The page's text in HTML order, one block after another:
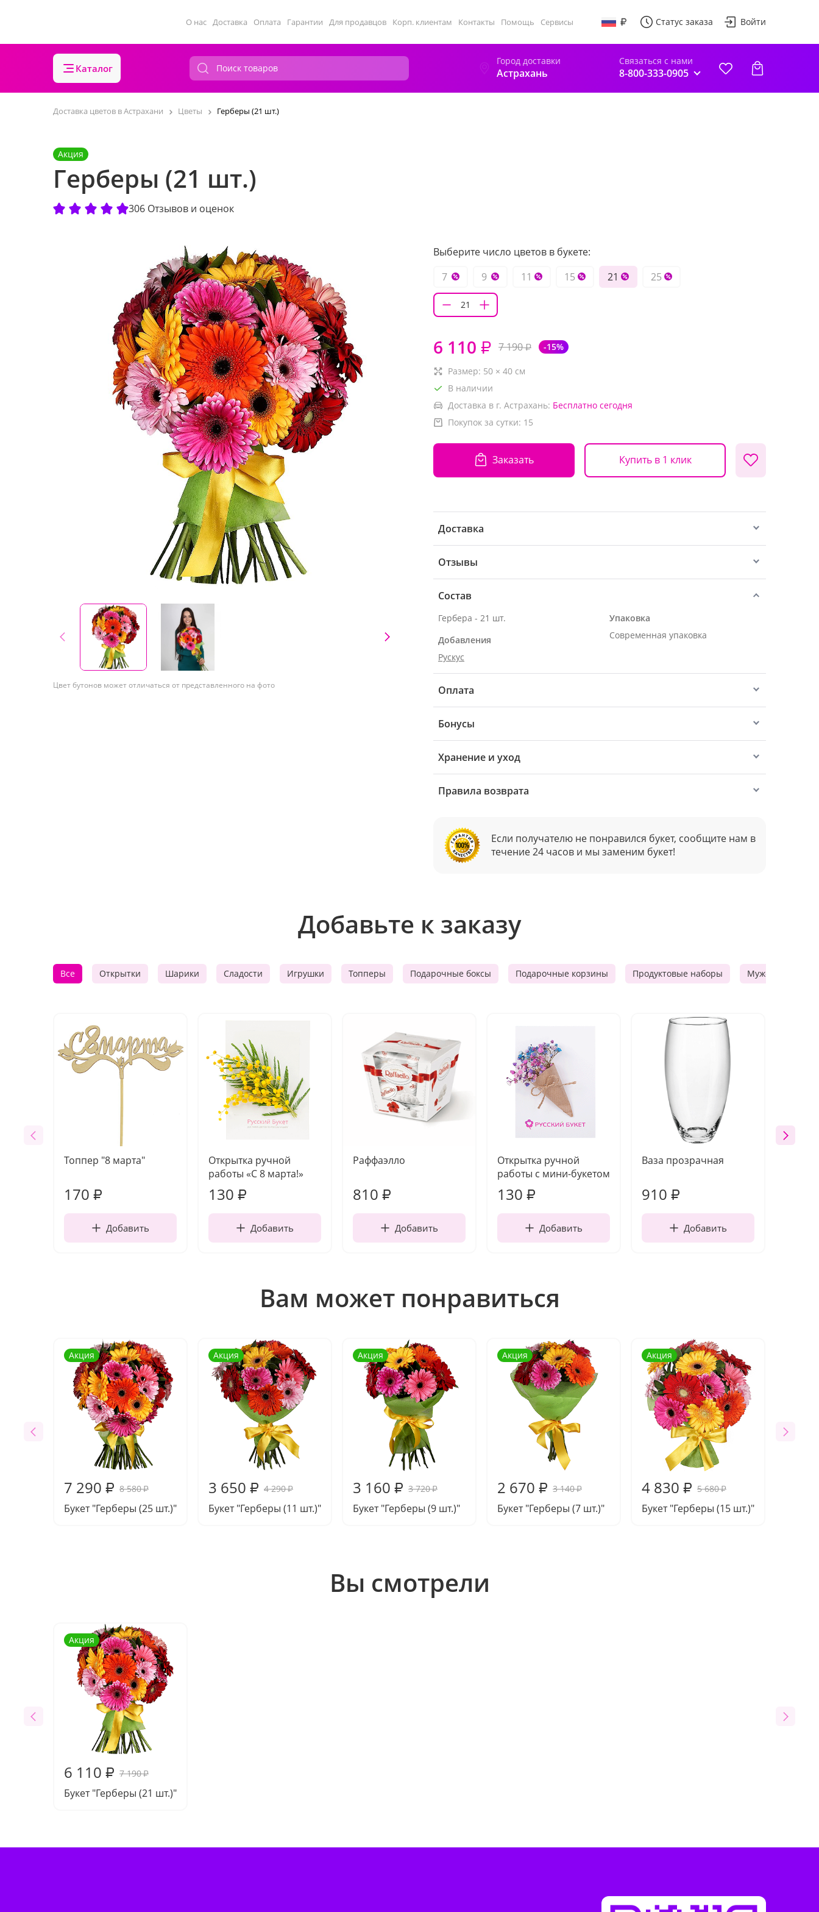
О нас Доставка Оплата Гарантии Для продавцов Корп. клиентам Контакты Помощь Сервисы Статус заказа Войти
Каталог
Город доставки
Астрахань
Связаться с нами
8-800-333-0905
Доставка цветов в Астрахани Цветы Герберы (21 шт.)
Акция
Герберы (21 шт.)
306 Отзывов и оценок
Цвет бутонов может отличаться от представленного на фото
Выберите число цветов в букете:
7
9 11 15 21 25
6 110 ₽ 7 190₽ -15%
Размер: 50 × 40 см
В наличии
Доставка в г. Астрахань: Бесплатно сегодня
Покупок за сутки: 15
Заказать Купить в 1 клик
Доставка
Отзывы
Состав
Гербера - 21 шт.
Добавления
Рускус
Упаковка
Современная упаковка
Оплата
Бонусы
Хранение и уход
Правила возврата
Если получателю не понравился букет, сообщите нам в
течение 24 часов и мы заменим букет!
Добавьте к заказу
Все Открытки Шарики Сладости Игрушки Топперы Подарочные боксы Подарочные корзины Продуктовые наборы Мужские
Топпер "8 марта"
170 ₽
Добавить
Открытка ручной
работы «С 8 марта!»
130 ₽
Добавить
Раффаэлло
810 ₽
Добавить
Открытка ручной
работы с мини-букетом
130 ₽
Добавить
Ваза прозрачная
910 ₽
Добавить
Вам может понравиться
Акция
7 290 ₽ 8 580₽
Букет "Герберы (25 шт.)"
Акция
3 650 ₽ 4 290₽
Букет "Герберы (11 шт.)"
Акция
3 160 ₽ 3 720₽
Букет "Герберы (9 шт.)"
Акция
2 670 ₽ 3 140₽
Букет "Герберы (7 шт.)"
Акция
4 830 ₽ 5 680₽
Букет "Герберы (15 шт.)"
Вы смотрели
Акция
6 110 ₽ 7 190₽
Букет "Герберы (21 шт.)"